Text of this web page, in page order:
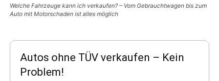
Welche Fahrzeuge kann ich verkaufen? – Vom Gebrauchtwagen bis zum
Auto mit Motorschaden ist alles möglich
Autos ohne TÜV verkaufen – Kein
Problem!